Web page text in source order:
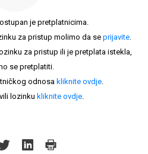
je pretplatnicima.
za pristup molimo da se prijavite.
za pristup ili je pretplata istekla,
se pretplatiti.
odnosa kliknite ovdje.
lozinku kliknite ovdje.